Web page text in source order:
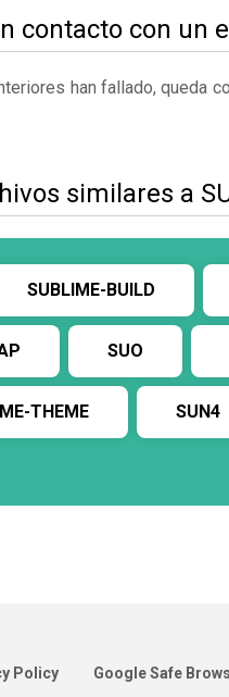
contacto con un
han fallado, queda
similares a
SUBLIME-BUILD
SUO
THEME SUN4
Policy Google Safe